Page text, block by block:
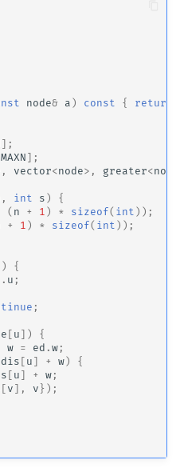
node& a ) const { return
];
MAXN ];
, vector<node> , greater<node
, int s )
{
( n + 1 ) * sizeof( int ));
+ 1 ) * sizeof( int ));
{
u ;
;
e [ u ])
{
w = ed .w ;
dis [ u ] + w)
{
[ u ] + w ;
[ v ], v });